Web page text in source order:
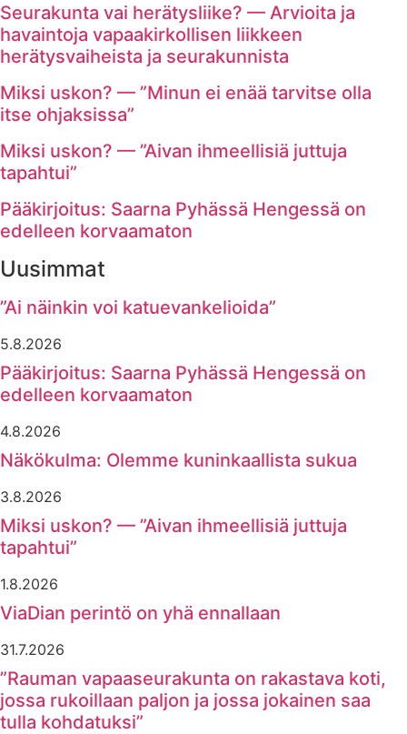
Seurakunta vai herätysliike? — Arvioita ja
havaintoja vapaakirkollisen liikkeen
herätysvaiheista ja seurakunnista
Miksi uskon? — ”Minun ei enää tarvitse olla
itse ohjaksissa”
Miksi uskon? — ”Aivan ihmeellisiä juttuja
tapahtui”
Pääkirjoitus: Saarna Pyhässä Hengessä on
edelleen korvaamaton
Uusimmat
”Ai näinkin voi katuevankelioida”
5.8.2026
Pääkirjoitus: Saarna Pyhässä Hengessä on
edelleen korvaamaton
4.8.2026
Näkökulma: Olemme kuninkaallista sukua
3.8.2026
Miksi uskon? — ”Aivan ihmeellisiä juttuja
tapahtui”
1.8.2026
ViaDian perintö on yhä ennallaan
31.7.2026
”Rauman vapaaseurakunta on rakastava koti,
jossa rukoillaan paljon ja jossa jokainen saa
tulla kohdatuksi”